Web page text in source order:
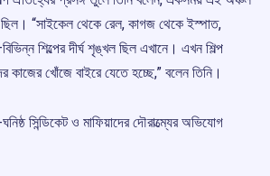
ছিল। “সাইকেল থেকে রেল, কাগজ থেকে ইস্পাত,
শিল্পের দীর্ঘ শৃঙ্খল ছিল এখানে। এখন শিল্প
কাজের খোঁজে বাইরে যেতে হচ্ছে,” বলেন তিনি।
সিন্ডিকেট ও মাফিয়াদের দৌরাত্ম্যের অভিযোগ